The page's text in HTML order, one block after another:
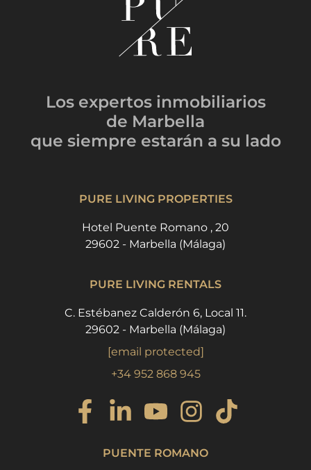
Los expertos inmobiliarios
de Marbella
que siempre estarán a su lado
PURE LIVING PROPERTIES
Hotel Puente Romano , 20
29602 - Marbella (Málaga)
PURE LIVING RENTALS
C. Estébanez Calderón 6, Local 11.
29602 - Marbella (Málaga)
[email protected]
+34 952 868 945
PUENTE ROMANO